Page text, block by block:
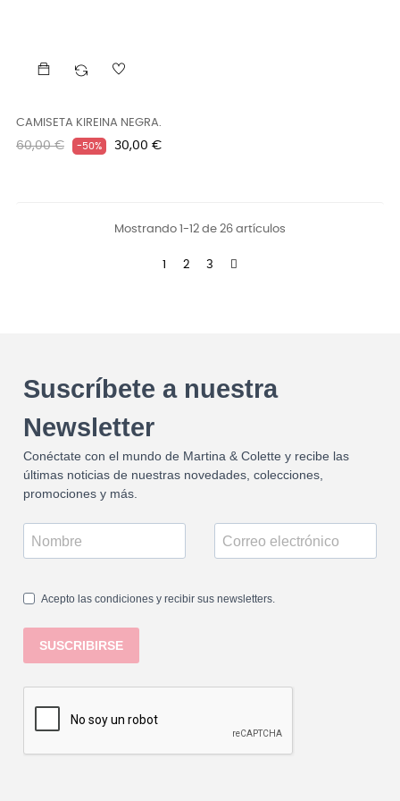
CAMISETA KIREINA NEGRA.
Precio
60,00 € -50% Precio
30,00 €
Mostrando 1-12 de 26 artículos
1 2 3
Suscríbete a nuestra
Newsletter
Conéctate con el mundo de Martina & Colette y recibe las
últimas noticias de nuestras novedades, colecciones,
promociones y más.
Acepto las condiciones y recibir sus newsletters.
SUSCRIBIRSE